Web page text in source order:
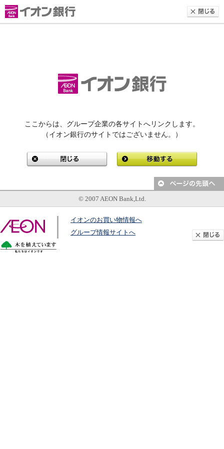
ここからは、グループ企業の各サイトへリンクします。
（イオン銀行のサイトではございません。）
© 2007 AEON Bank,Ltd.
イオンのお買い物情報へ
グループ情報サイトへ